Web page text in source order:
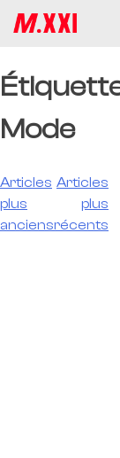
Mode
Navigation
des
Articles
plus
anciens
Articles
plus
récents